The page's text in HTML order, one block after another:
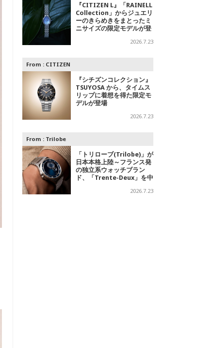
『CITIZEN L』「RAINELL
Collection」からジュエリ
ーのきらめきをまとったミ
ニサイズの限定モデルが登
2026.7.23
From : CITIZEN
『シチズンコレクション』
TSUYOSA から、タイムス
リップに着想を得た限定モ
デルが登場
2026.7.23
From : Trilobe
「トリローブ(Trilobe)」が
日本本格上陸～フランス発
の独立系ウォッチブラン
ド、「Trente-Deux」を中
2026.7.23